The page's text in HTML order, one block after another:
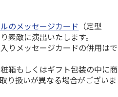
のメッセージカード （定型
素敵に演出いたします。
りメッセージカードの併用はで
箱もしくはギフト包装の中に商
り扱いが異なる場合がございま